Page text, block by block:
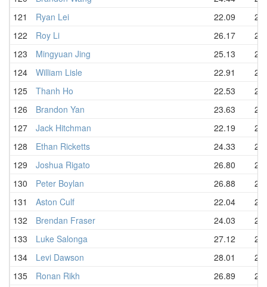
121
Ryan Lei 22.09
122
Roy Li 26.17
123
Mingyuan Jing 25.13
124
William Lisle 22.91
125
Thanh Ho 22.53
126
Brandon Yan 23.63
127
Jack Hitchman 22.19
128
Ethan Ricketts 24.33
129
Joshua Rigato 26.80
130
Peter Boylan 26.88
131
Aston Culf 22.04
132
Brendan Fraser 24.03
133
Luke Salonga 27.12
134
Levi Dawson 28.01
135
Ronan Rikh 26.89